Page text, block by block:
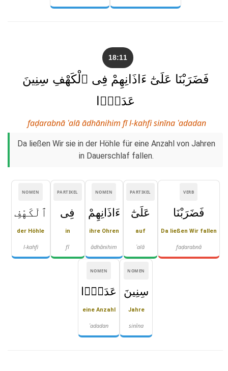
18:11
فَضَرَبْنَا عَلَىٰٓ ءَاذَانِهِمْ فِى ٱلْكَهْفِ سِنِينَ
عَدَدًۭا
faḍarabnā ʿalā ādhānihim fī l-kahfi sinīna ʿadadan
Da ließen Wir sie in der Höhle für eine Anzahl von Jahren
in Dauerschlaf fallen.
VERB
فَضَرَبْنَا
Da ließen Wir fallen
faḍarabnā
PARTIKEL
عَلَىٰٓ
auf
ʿalā
NOMEN
ءَاذَانِهِمْ
ihre Ohren
ādhānihim
PARTIKEL
فِى
in
fī
NOMEN
ٱلْكَهْفِ
der Höhle
l-kahfi
NOMEN
سِنِينَ
Jahre
sinīna
NOMEN
عَدَدًۭا
eine Anzahl
ʿadadan